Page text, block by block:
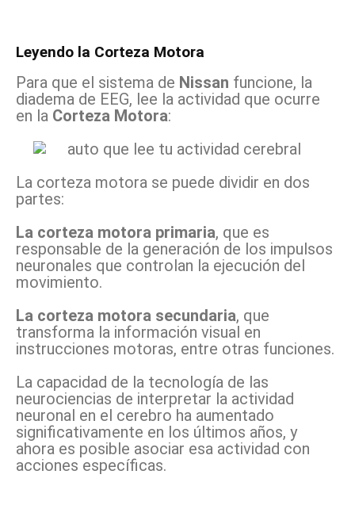
Leyendo la Corteza Motora
Para que el sistema de Nissan funcione, la
diadema de EEG, lee la actividad que ocurre
en la Corteza Motora:
La corteza motora se puede dividir en dos
partes:
La corteza motora primaria, que es
responsable de la generación de los impulsos
neuronales que controlan la ejecución del
movimiento.
La corteza motora secundaria, que
transforma la información visual en
instrucciones motoras, entre otras funciones.
La capacidad de la tecnología de las
neurociencias de interpretar la actividad
neuronal en el cerebro ha aumentado
significativamente en los últimos años, y
ahora es posible asociar esa actividad con
acciones específicas.